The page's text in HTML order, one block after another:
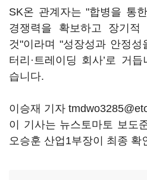
SK온 관계자는 "합병을 통
경쟁력을 확보하고 장기
것"이라며 "성장성과 안정성
터리·트레이딩 회사’로 거
습니다.
이승재 기자
이 기사는 뉴스토마토 보도
오승훈 산업1부장이 최종 확